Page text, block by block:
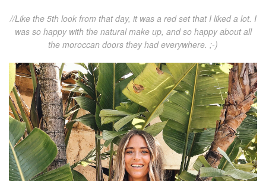
//Like the 5th look from that day, it was a red set that I liked a lot. I
was so happy with the natural make up, and so happy about all
the moroccan doors they had everywhere. ;-)